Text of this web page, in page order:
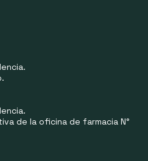
de la oficina de farmacia N°